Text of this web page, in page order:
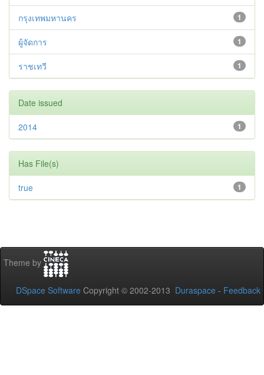
1
กรุงเทพมหานคร
1
ผู้จัดการ
1
ราชเทวี
Date issued
1
2014
Has File(s)
1
true
Theme by
DSpace Software Copyright © 2002-2013 Duraspace - Feedback